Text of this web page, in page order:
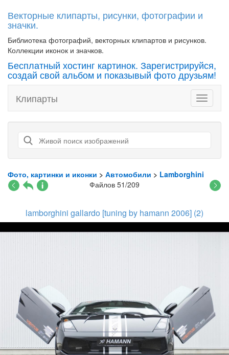
Векторные клипарты, рисунки, фотографии и
значки.
Библиотека фотографий, векторных клипартов и рисунков.
Коллекции иконок и значков.
Бесплатный хостинг картинок. Зарегистрируйся,
создай свой альбом и показывый фото друзьям!
Toggle
Клипарты
Фото, картинки и иконки > Автомобили > Lamborghini
Файлов 51/209
lamborghini gallardo [tuning by hamann 2006] (2)